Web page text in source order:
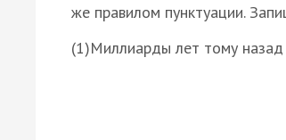
же правилом пунктуации.
(1)Миллиарды лет тому